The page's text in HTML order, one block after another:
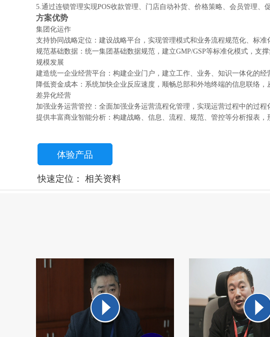
5.通过连锁管理实现POS收款管理、门店自动补货、价格策略、会员管理、
方案优势
集团化运作
支持协同战略定位：建设战略平台，实现管理模式和业务流程规范化、标准
规范基础数据：统一集团基础数据规范，建立GMP/GSP等标准化模式，支撑
规模发展
建造统一企业经营平台：构建企业门户，建立工作、业务、知识一体化的经
降低资金成本：系统加快企业反应速度，顺畅总部和外地终端的信息联络
差异化经营
加强业务运营管控：全面加强业务运营流程化管理，实现运营过程中的过程
提供丰富商业智能分析：构建战略、信息、流程、规范、管控等分析报表，
体验产品
快速定位： 相关资料